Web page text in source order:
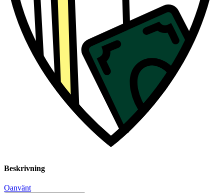
Beskrivning
Oanvänt